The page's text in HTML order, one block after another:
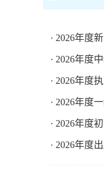
· 2026年度
· 2026年度
· 2026年度
· 2026年度
· 2026年度
· 2026年度